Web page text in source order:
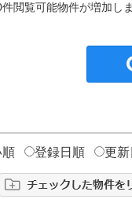
閲覧可能物件が増加しま
順 登録日順 更